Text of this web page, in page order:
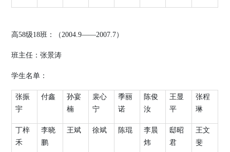
高58级18班：（2004.9——2007.7）
班主任：张景涛
学生名单：
张振
宇
付鑫
孙宴
楠
裴心
宁
季丽
诺
陈俊
汝
王显
平
张程
琳
丁梓
禾
李晓
鹏
王斌 徐斌 陈琨
李晨
炜
邸昭
君
王文
斐